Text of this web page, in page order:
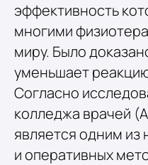
эффективность
многими
миру. Было
уменьшает
Согласно
колледжа врачей
является одним
и оперативных